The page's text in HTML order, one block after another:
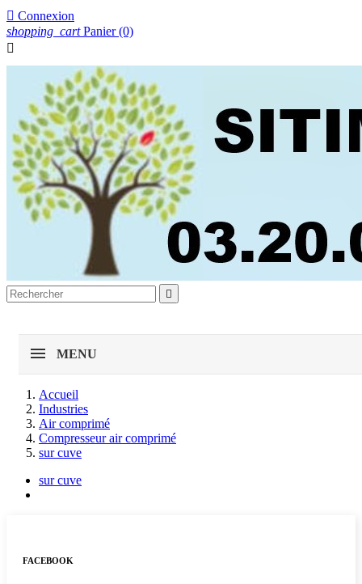
 Connexion
shopping_cart Panier (0)


MENU
Accueil
Industries
Air comprimé
Compresseur air comprimé
sur cuve
sur cuve
FACEBOOK